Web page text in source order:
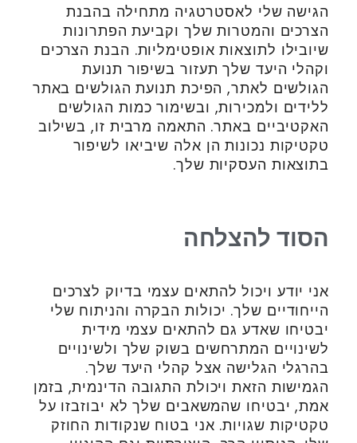
הגישה שלי לאסטרטגיה מתחילה בהבנת
הצרכים והמטרות שלך וקביעת הפתרונות
שיובילו לתוצאות אופטימליות. הבנת הצרכים
וקהלי היעד שלך תעזור בשיפור תנועת
הגולשים לאתר, הפיכת תנועת הגולשים באתר
ללידים ולמכירות, ובשימור כמות הגולשים
האקטיביים באתר. התאמה מרבית זו, בשילוב
טקטיקות נכונות הן אלה שיביאו לשיפור
בתוצאות העסקיות שלך.
הסוד להצלחה
אני יודע ויכול להתאים עצמי בדיוק לצרכים
הייחודיים שלך. יכולות הבקרה והניתוח שלי
יבטיחו שאדע גם להתאים עצמי מידית
לשינויים המתרחשים בשוק שלך ולשינויים
בהרגלי הגלישה אצל קהלי היעד שלך.
הגמישות הזאת ויכולת התגובה הדינמית, בזמן
אמת, יבטיחו שהמשאבים שלך לא יבוזבזו על
טקטיקות שגויות. אני בטוח שנקודות החוזק